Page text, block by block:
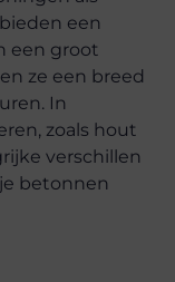
een
een groot
ze een breed
In
zoals hout
verschillen
betonnen